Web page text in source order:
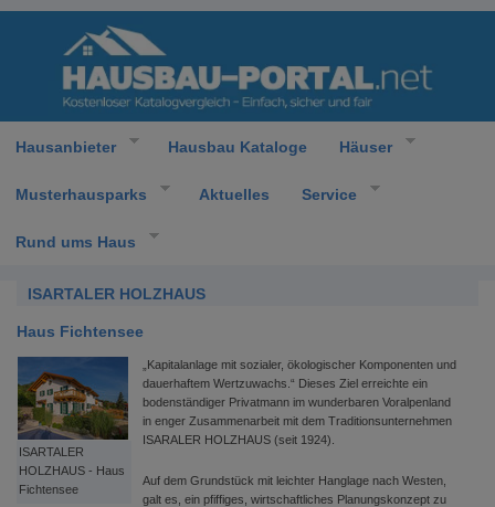
Hausanbieter Hausbau Kataloge Häuser
Musterhausparks Aktuelles Service
Rund ums Haus
ISARTALER HOLZHAUS
Haus Fichtensee
ISARTALER
HOLZHAUS - Haus
Fichtensee
„Kapitalanlage mit sozialer, ökologischer Komponenten und
dauerhaftem Wertzuwachs.“ Dieses Ziel erreichte ein
bodenständiger Privatmann im wunderbaren Voralpenland
in enger Zusammenarbeit mit dem Traditionsunternehmen
ISARALER HOLZHAUS (seit 1924).
Auf dem Grundstück mit leichter Hanglage nach Westen,
galt es, ein pfiffiges, wirtschaftliches Planungskonzept zu